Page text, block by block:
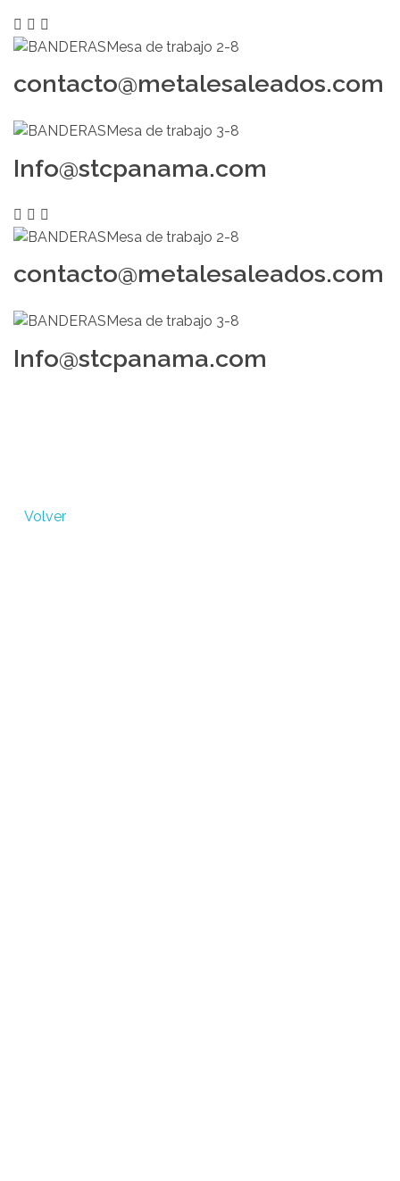
contacto@metalesaleados.com
Info@stcpanama.com
contacto@metalesaleados.com
Info@stcpanama.com
Volver